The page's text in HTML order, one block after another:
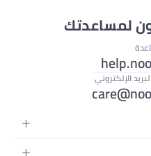
لمساعدتك
الإلكتروني